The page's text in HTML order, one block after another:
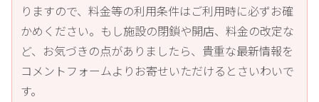
りますので、料金等の利用条件はご利用時に必ずお確
かめください。もし施設の閉鎖や開店、料金の改定な
ど、お気づきの点がありましたら、貴重な最新情報を
コメントフォームよりお寄せいただけるとさいわいで
す。